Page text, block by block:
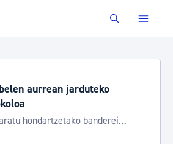
Buscar
aurrean jarduteko
hondartzetako banderei